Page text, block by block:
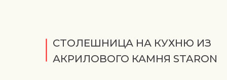
СТОЛЕШНИЦА НА КУХНЮ ИЗ
АКРИЛОВОГО КАМНЯ STARON